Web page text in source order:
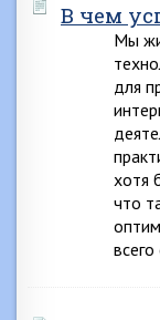
В чем
Мы
для
хотя
что